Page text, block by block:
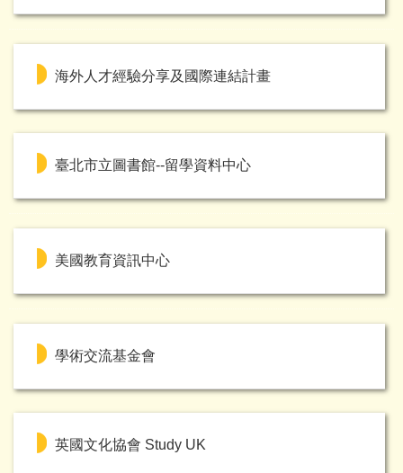
海外人才經驗分享及國際連結計畫
臺北市立圖書館--留學資料中心
美國教育資訊中心
學術交流基金會
英國文化協會 Study UK